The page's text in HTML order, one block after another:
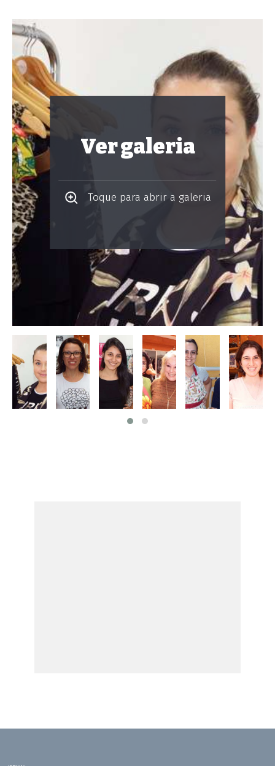
Ver galeria
Toque para abrir a galeria